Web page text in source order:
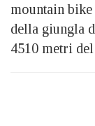
mountain
della giungla
4510 metri